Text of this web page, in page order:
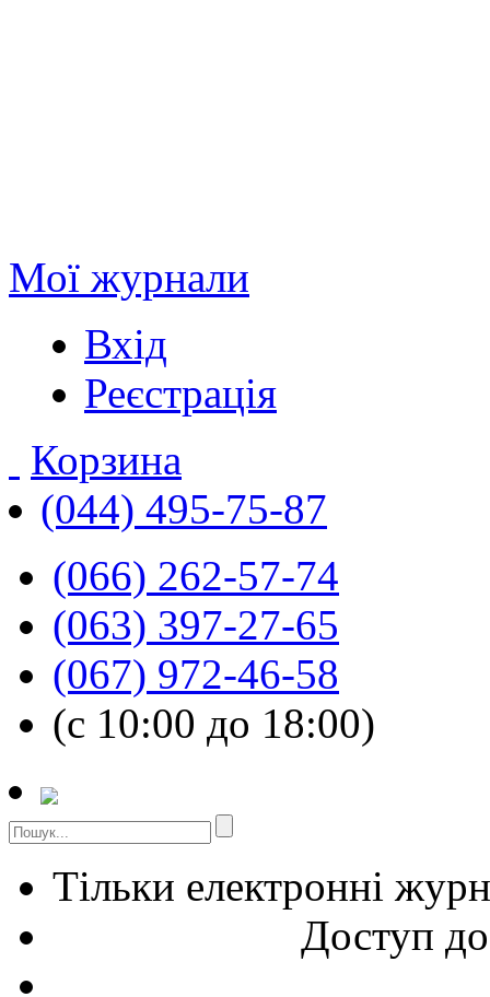
Мої журнали
Вхід
Реєстрація
Корзина
(044) 495-75-87
(066) 262-57-74
(063) 397-27-65
(067) 972-46-58
(с 10:00 до 18:00)
Тільки електронні
Доступ